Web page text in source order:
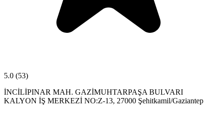
5.0 (53)
İNCİLİPINAR MAH. GAZİMUHTARPAŞA BULVARI
KALYON İŞ MERKEZİ NO:Z-13, 27000 Şehitkamil/Gaziantep